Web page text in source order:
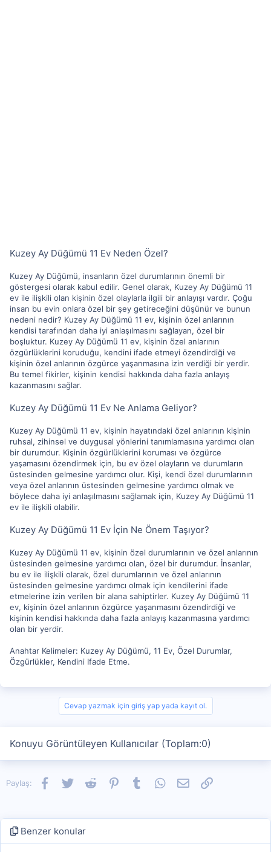
Kuzey Ay Düğümü 11 Ev Neden Özel?
Kuzey Ay Düğümü, insanların özel durumlarının önemli bir
göstergesi olarak kabul edilir. Genel olarak, Kuzey Ay Düğümü 11
ev ile ilişkili olan kişinin özel olaylarla ilgili bir anlayışı vardır. Çoğu
insan bu evin onlara özel bir şey getireceğini düşünür ve bunun
nedeni nedir? Kuzey Ay Düğümü 11 ev, kişinin özel anlarının
kendisi tarafından daha iyi anlaşılmasını sağlayan, özel bir
boşluktur. Kuzey Ay Düğümü 11 ev, kişinin özel anlarının
özgürlüklerini koruduğu, kendini ifade etmeyi özendirdiği ve
kişinin özel anlarının özgürce yaşanmasına izin verdiği bir yerdir.
Bu temel fikirler, kişinin kendisi hakkında daha fazla anlayış
kazanmasını sağlar.
Kuzey Ay Düğümü 11 Ev Ne Anlama Geliyor?
Kuzey Ay Düğümü 11 ev, kişinin hayatındaki özel anlarının kişinin
ruhsal, zihinsel ve duygusal yönlerini tanımlamasına yardımcı olan
bir durumdur. Kişinin özgürlüklerini koruması ve özgürce
yaşamasını özendirmek için, bu ev özel olayların ve durumların
üstesinden gelmesine yardımcı olur. Kişi, kendi özel durumlarının
veya özel anlarının üstesinden gelmesine yardımcı olmak ve
böylece daha iyi anlaşılmasını sağlamak için, Kuzey Ay Düğümü 11
ev ile ilişkili olabilir.
Kuzey Ay Düğümü 11 Ev İçin Ne Önem Taşıyor?
Kuzey Ay Düğümü 11 ev, kişinin özel durumlarının ve özel anlarının
üstesinden gelmesine yardımcı olan, özel bir durumdur. İnsanlar,
bu ev ile ilişkili olarak, özel durumlarının ve özel anlarının
üstesinden gelmesine yardımcı olmak için kendilerini ifade
etmelerine izin verilen bir alana sahiptirler. Kuzey Ay Düğümü 11
ev, kişinin özel anlarının özgürce yaşanmasını özendirdiği ve
kişinin kendisi hakkında daha fazla anlayış kazanmasına yardımcı
olan bir yerdir.
Anahtar Kelimeler: Kuzey Ay Düğümü, 11 Ev, Özel Durumlar,
Özgürlükler, Kendini Ifade Etme.
Cevap yazmak için giriş yap yada kayıt ol.
Konuyu Görüntüleyen Kullanıcılar (Toplam:0)
Paylaş: Facebook
TwitterReddit PinterestTumblrWhatsApp
E-postaLink
Benzer konular